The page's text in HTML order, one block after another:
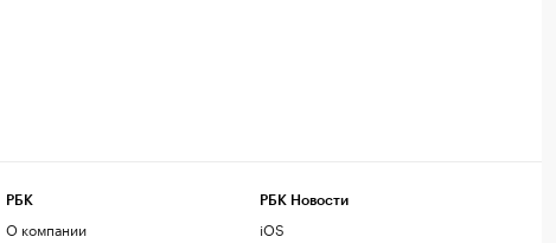
РБК
О компании
РБК Новости
iOS